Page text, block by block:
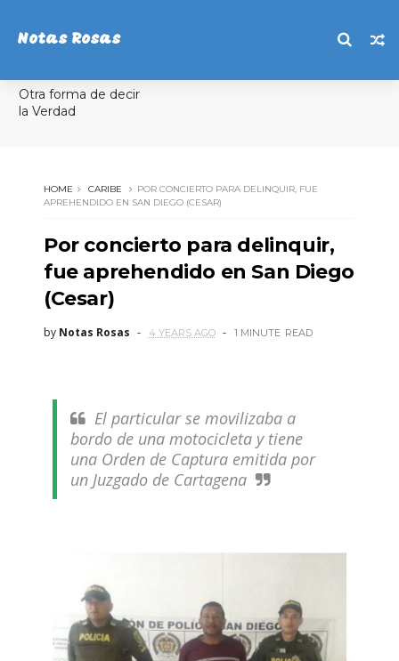
Notas Rosas
Otra forma de decir
la Verdad
HOME CARIBE
POR CONCIERTO PARA DELINQUIR, FUE
APREHENDIDO EN SAN DIEGO (CESAR)
Por concierto para delinquir,
fue aprehendido en San Diego
(Cesar)
by Notas Rosas 4 YEARS AGO 1 MINUTE READ
El particular se movilizaba a
bordo de una motocicleta y tiene
una Orden de Captura emitida por
un Juzgado de Cartagena